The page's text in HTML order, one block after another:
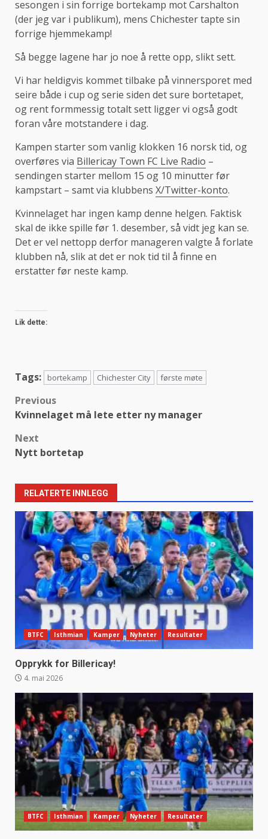
sesongen i sin forrige bortekamp mot Carshalton
(der jeg var i publikum), mens Chichester tapte sin
forrige hjemmekamp!
Så begge lagene har jo noe å rette opp, slikt sett.
Vi har heldigvis kommet tilbake på vinnersporet med
seire både i cup og serie siden det sure bortetapet,
og rent formmessig totalt sett ligger vi også godt
foran våre motstandere i dag.
Kampen starter som vanlig klokken 16 norsk tid, og
overføres via Billericay Town FC Live Radio –
sendingen starter mellom 15 og 10 minutter før
kampstart – samt via klubbens X/Twitter-konto.
Kvinnelaget har ingen kamp denne helgen. Faktisk
skal de ikke spille før 1. desember, så vidt jeg kan se.
Det er vel nettopp derfor manageren valgte å forlate
klubben nå, slik at det er nok tid til å finne en
erstatter før neste kamp.
Lik dette:
Tags: bortekamp Chichester City første møte
Post
navigation
Previous
Kvinnelaget må lete etter ny manager
Next
Nytt bortetap
RELATERTE INNLEGG
BTFC Isthmian Kamper Nyheter Resultater
Opprykk for Billericay!
4. mai 2026
BTFC Isthmian Kamper Nyheter Resultater